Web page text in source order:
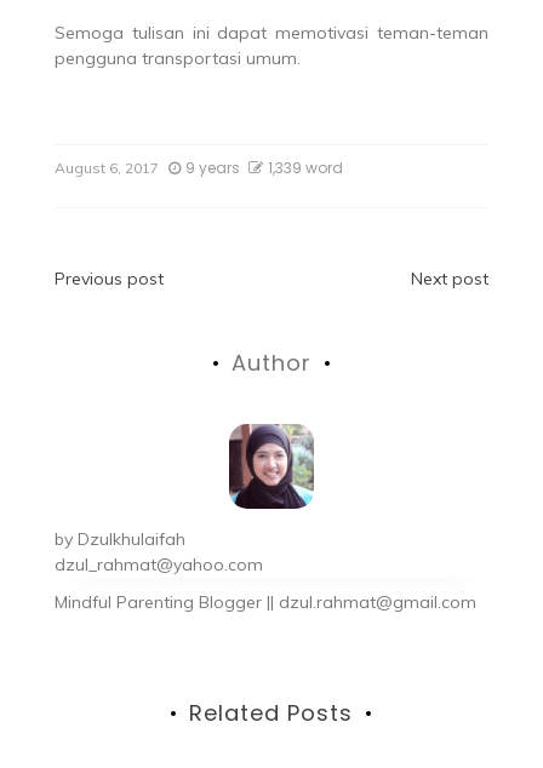
Semoga tulisan ini dapat memotivasi teman-teman
pengguna transportasi umum.
August 6, 2017 9 years 1,339 word
Previous post Next post
Author
by Dzulkhulaifah
dzul_rahmat@yahoo.com
Mindful Parenting Blogger || dzul.rahmat@gmail.com
Related Posts